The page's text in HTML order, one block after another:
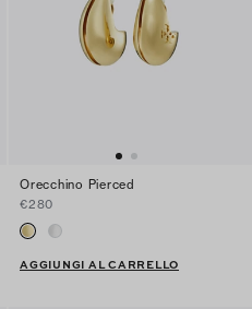
Orecchino Pierced
€280
AGGIUNGI AL CARRELLO